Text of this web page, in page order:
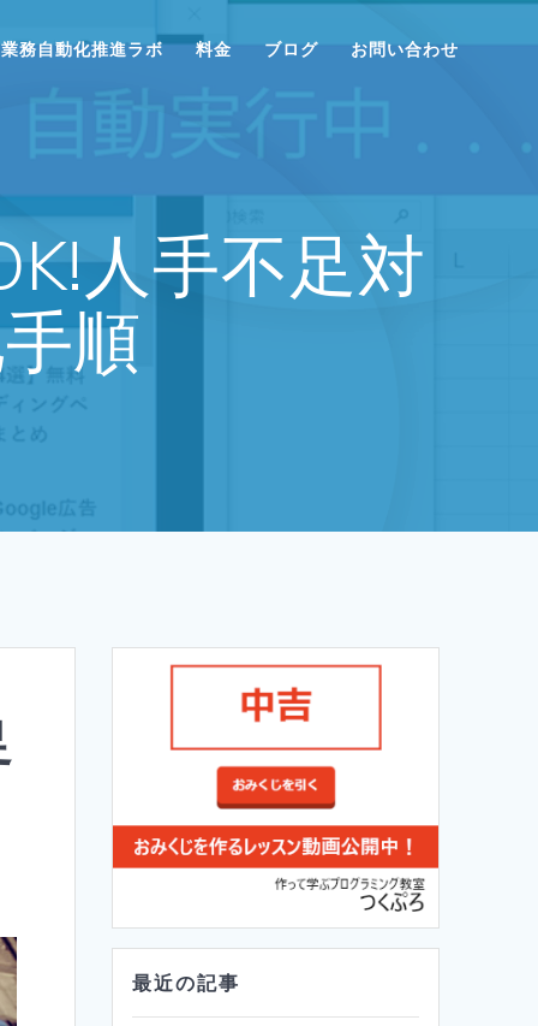
業務自動化推進ラボ 料金 ブログ お問い合わせ
人手不足対
順
最近の記事